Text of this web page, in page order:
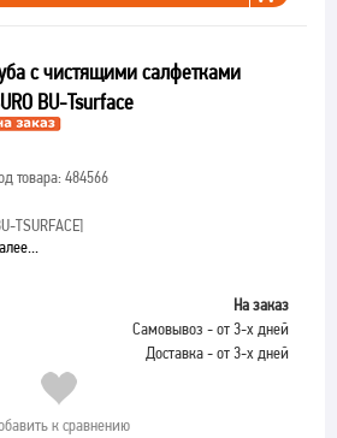
с чистящими салфетками
BU-Tsurface
товара: 484566
TSURFACE]
На заказ
Самовывоз - от 3-х дней
Доставка - от 3-х дней
к сравнению